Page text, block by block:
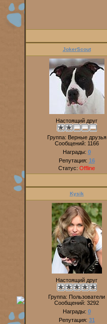
JokerScout
Настоящий друг
Группа: Верные друзья
Сообщений: 1166
Награды: 0
Репутация: 16
Статус: Offline
Kysik
Настоящий друг
Группа: Пользователи
Сообщений: 3292
Награды: 0
Репутация: 31